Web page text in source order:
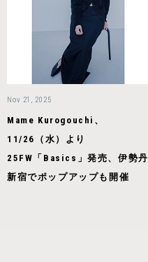
Nov 21, 2025
Mame Kurogouchi、
11/26（水）より
25FW「Basics」発売、伊勢丹
新宿でポップアップも開催